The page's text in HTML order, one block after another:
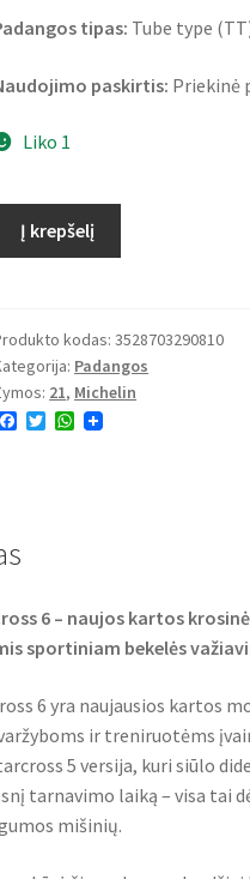
tipas: Tube type
paskirtis: Priekinė
Liko 1
produkto
kiekis:
100
Į krepšelį
kodas:3528703290810
Padangos
21, Michelin
F
k
T
W
6 – naujos kartos
sportiniam bekelės
6 yra naujausios kartos
ir treniruotėms
5 versija, kuri siūlo
tarnavimo laiką – visa tai
mišinių.